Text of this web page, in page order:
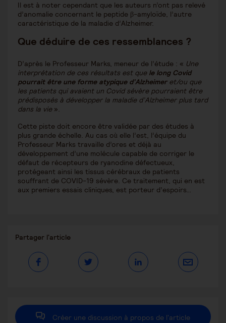
Il est à noter cependant que les auteurs n’ont pas relevé
d’anomalie concernant le peptide β-amyloïde, l’autre
caractéristique de la maladie d’Alzheimer.
Que déduire de ces ressemblances ?
D’après le Professeur Marks, meneur de l’étude : « Une
interprétation de ces résultats est quele long Covid
pourrait être une forme atypique d’Alzheimer et/ou que
les patients qui avaient un Covid sévère pourraient être
prédisposés à développer la maladie d’Alzheimer plus tard
dans la vie».
Cette piste doit encore être validée par des études à
plus grande échelle. Au cas où elle l’est, l’équipe du
Professeur Marks travaille d’ores et déjà au
développement d’une molécule capable de corriger le
défaut de récepteurs de ryanodine défectueux,
protégeant ainsi les tissus cérébraux de patients
souffrant de COVID-19 sévère. Ce traitement, qui en est
aux premiers essais cliniques, est porteur d’espoirs…
Partager l'articlePartager
contenu
Ouvrir
dans
Ouvrir
dans
Ouvrir
dans
Créer une discussion à propos de l'article